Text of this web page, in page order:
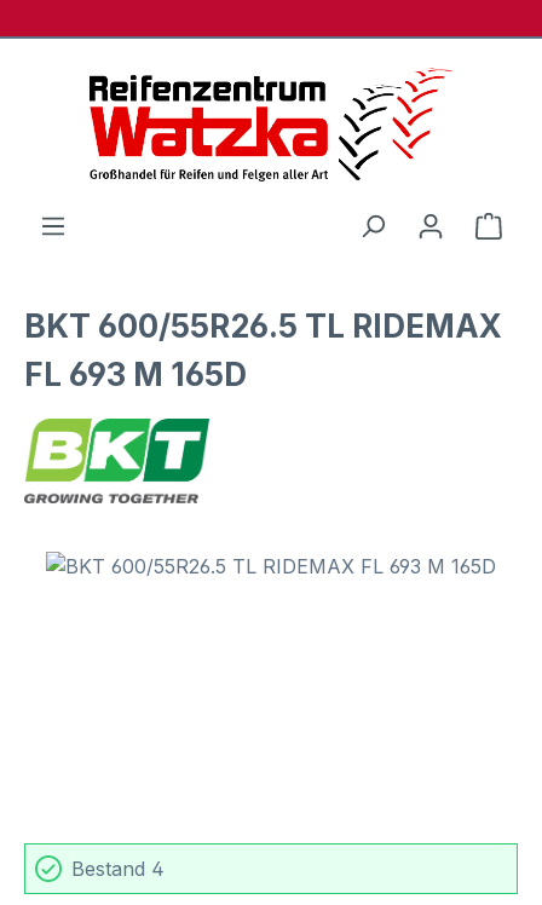
BKT 600/55R26.5 TL RIDEMAX
FL 693 M 165D
Bildergalerie überspringen
Bestand 4